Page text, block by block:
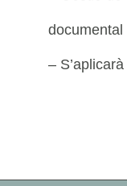
documental
–